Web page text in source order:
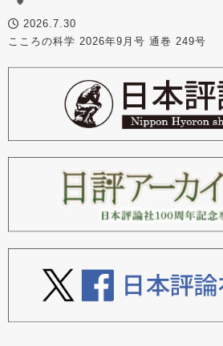
2026.7.30
こころの科学 2026年9月号 通巻 249号